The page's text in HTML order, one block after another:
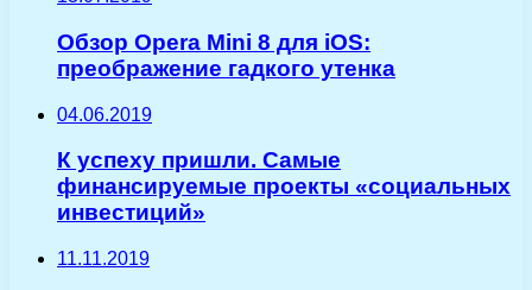
Обзор Opera Mini 8 для iOS:
преображение гадкого утенка
04.06.2019
К успеху пришли. Самые
финансируемые проекты «социальных
инвестиций»
11.11.2019